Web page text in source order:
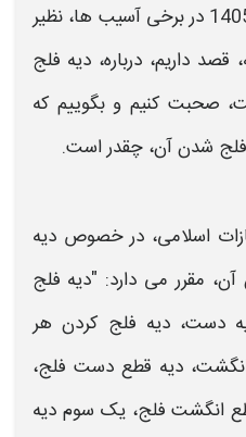
در برخی آسیب ها، نظیر
داریم، درباره، دیه فلج
، صحبت کنیم و بگوییم که
شدن آن، چقدر است.
دیه
آن، مقرر می دارد: "دیه فلج
دست، دیه فلج کردن هر
دیه قطع دست فلج،
انگشت فلج، یک سوم دیه